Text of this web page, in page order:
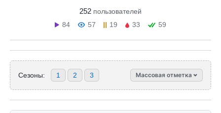
252 пользователей
84
57 19 33 59
Сезоны: 1 2 3 Массовая отметка